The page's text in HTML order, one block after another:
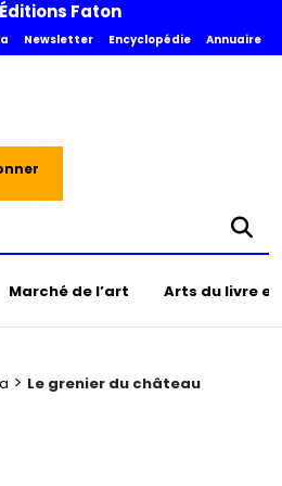
Faton
Newsletter Encyclopédie Annuaire
Marché de l’art Arts du livre
> Le grenier du château